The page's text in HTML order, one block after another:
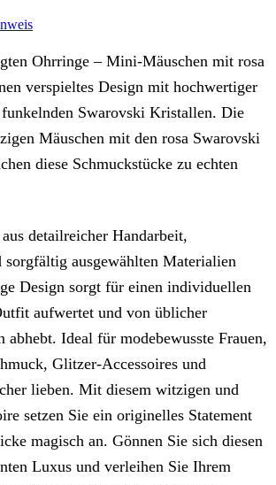
Ohrringe – Mini-Mäuschen mit rosa
verspieltes Design mit hochwertiger
Swarovski Kristallen. Die
Mäuschen mit den rosa Swarovski
diese Schmuckstücke zu echten
detailreicher Handarbeit,
sorgfältig ausgewählten Materialien
Design sorgt für einen individuellen
aufwertet und von üblicher
abhebt. Ideal für modebewusste Frauen,
Glitzer-Accessoires und
lieben. Mit diesem witzigen und
setzen Sie ein originelles Statement
magisch an. Gönnen Sie sich diesen
Luxus und verleihen Sie Ihrem